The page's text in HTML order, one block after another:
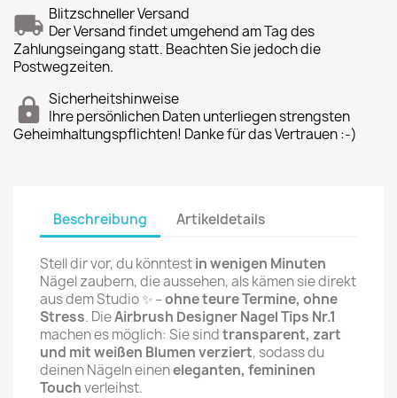
Blitzschneller Versand
Der Versand findet umgehend am Tag des
Zahlungseingang statt. Beachten Sie jedoch die
Postwegzeiten.
Sicherheitshinweise
Ihre persönlichen Daten unterliegen strengsten
Geheimhaltungspflichten! Danke für das Vertrauen :-)
Beschreibung Artikeldetails
Stell dir vor, du könntestin wenigen Minuten
Nägel zaubern, die aussehen, als kämen sie direkt
aus dem Studio ✨ –ohne teure Termine, ohne
Stress. DieAirbrush Designer Nagel Tips Nr.1
machen es möglich: Sie sindtransparent, zart
und mit weißen Blumen verziert, sodass du
deinen Nägeln eineneleganten, femininen
Touchverleihst.